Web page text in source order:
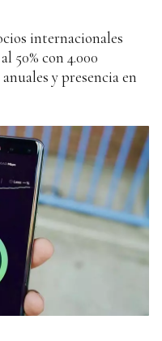
internacionales
50% con 4.000
y presencia en